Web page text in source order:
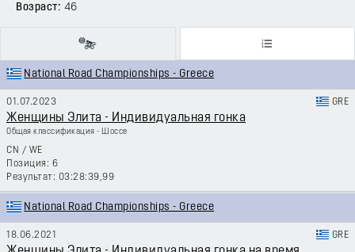
Возраст: 46
National Road Championships - Greece
01.07.2023 GRE
Женщины Элита - Индивидуальная гонка
Общая классификация - Шоссе
CN / WE
6
03:28:39,99
National Road Championships - Greece
18.06.2021 GRE